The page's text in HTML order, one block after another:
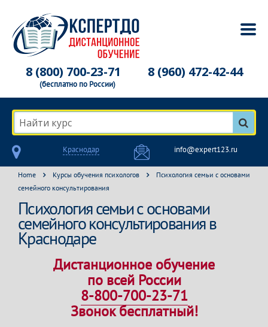
8 (800) 700-23-71
(бесплатно по России)
8 (960) 472-42-44
Найти курс
Краснодар info@expert123.ru
Home Курсы обучения психологов
Психология семьи с основами
семейного консультирования
Психология семьи с основами
семейного консультирования в
Краснодаре
Дистанционное обучение
по всей России
8-800-700-23-71
Звонок бесплатный!